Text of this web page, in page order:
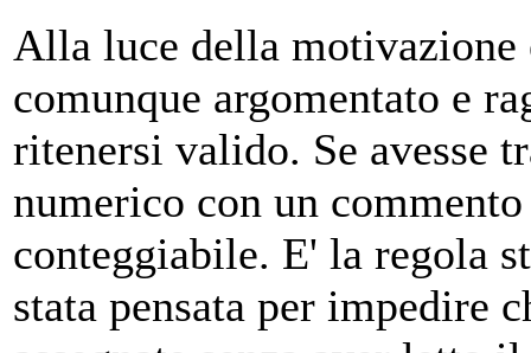
Alla luce della motivazione
comunque argomentato e
ritenersi valido. Se avesse
numerico con un
conteggiabile. E' la regola
stata pensata per impedire